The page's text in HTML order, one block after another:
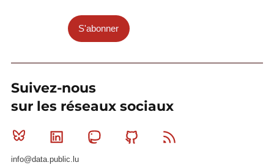
S'abonner
Suivez-nous
sur les réseaux sociaux
Bluesky Linkedin MastodonGithub
info@data.public.lu